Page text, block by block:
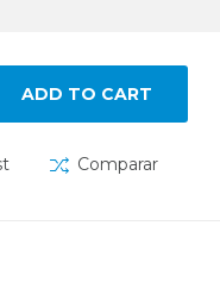
ADD TO CART
Comparar